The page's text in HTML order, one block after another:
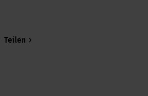
Teilen